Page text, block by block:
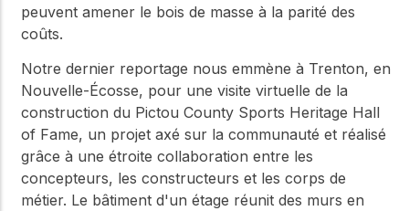
peuvent amener le bois de masse à la parité des
coûts.
Notre dernier reportage nous emmène à Trenton, en
Nouvelle-Écosse, pour une visite virtuelle de la
construction du Pictou County Sports Heritage Hall
of Fame, un projet axé sur la communauté et réalisé
grâce à une étroite collaboration entre les
concepteurs, les constructeurs et les corps de
métier. Le bâtiment d'un étage réunit des murs en